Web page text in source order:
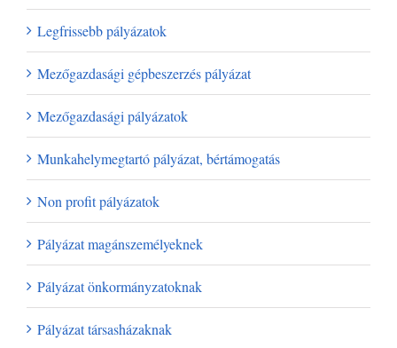
Legfrissebb pályázatok
Mezőgazdasági gépbeszerzés pályázat
Mezőgazdasági pályázatok
Munkahelymegtartó pályázat, bértámogatás
Non profit pályázatok
Pályázat magánszemélyeknek
Pályázat önkormányzatoknak
Pályázat társasházaknak